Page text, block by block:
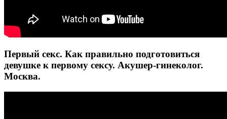
Первый секс. Как правильно подготовиться
девушке к первому сексу. Акушер-гинеколог.
Москва.